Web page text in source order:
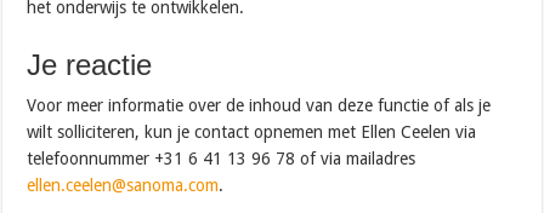
het onderwijs te ontwikkelen.
Je reactie
Voor meer informatie over de inhoud van deze functie of als je
wilt solliciteren, kun je contact opnemen met Ellen Ceelen via
telefoonnummer +31 6 41 13 96 78 of via mailadres
ellen.ceelen@sanoma.com.